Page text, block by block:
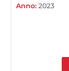
Anno:2023